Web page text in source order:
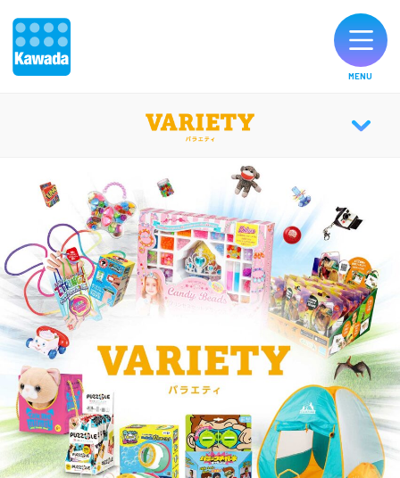
オリジナルブランド一覧
お知らせ
製品のご購入
お客様サポート
公式SNS
MENU
VARIETY TOP
CATALOG